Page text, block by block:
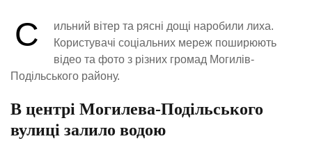
С
ильний вітер та рясні дощі наробили лиха.
Користувачі соціальних мереж поширюють
відео та фото з різних громад Могилів-
Подільського району.
В центрі Могилева-Подільського
вулиці залило водою